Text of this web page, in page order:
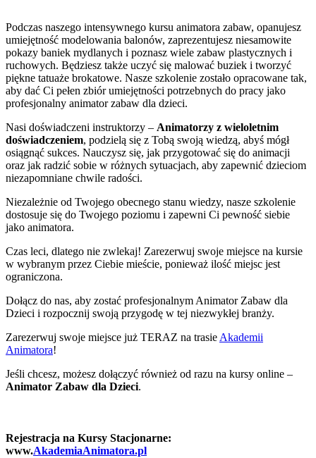
Podczas naszego intensywnego kursu animatora zabaw, opanujesz
umiejętność modelowania balonów, zaprezentujesz niesamowite
pokazy baniek mydlanych i poznasz wiele zabaw plastycznych i
ruchowych. Będziesz także uczyć się malować buziek i tworzyć
piękne tatuaże brokatowe. Nasze szkolenie zostało opracowane tak,
aby dać Ci pełen zbiór umiejętności potrzebnych do pracy jako
profesjonalny animator zabaw dla dzieci.
Nasi doświadczeni instruktorzy – Animatorzy z wieloletnim
doświadczeniem, podzielą się z Tobą swoją wiedzą, abyś mógł
osiągnąć sukces. Nauczysz się, jak przygotować się do animacji
oraz jak radzić sobie w różnych sytuacjach, aby zapewnić dzieciom
niezapomniane chwile radości.
Niezależnie od Twojego obecnego stanu wiedzy, nasze szkolenie
dostosuje się do Twojego poziomu i zapewni Ci pewność siebie
jako animatora.
Czas leci, dlatego nie zwlekaj! Zarezerwuj swoje miejsce na kursie
w wybranym przez Ciebie mieście, ponieważ ilość miejsc jest
ograniczona.
Dołącz do nas, aby zostać profesjonalnym Animator Zabaw dla
Dzieci i rozpocznij swoją przygodę w tej niezwykłej branży.
Zarezerwuj swoje miejsce już TERAZ na trasie Akademii
Animatora!
Jeśli chcesz, możesz dołączyć również od razu na kursy online –
Animator Zabaw dla Dzieci.
Rejestracja na Kursy Stacjonarne:
www.AkademiaAnimatora.pl